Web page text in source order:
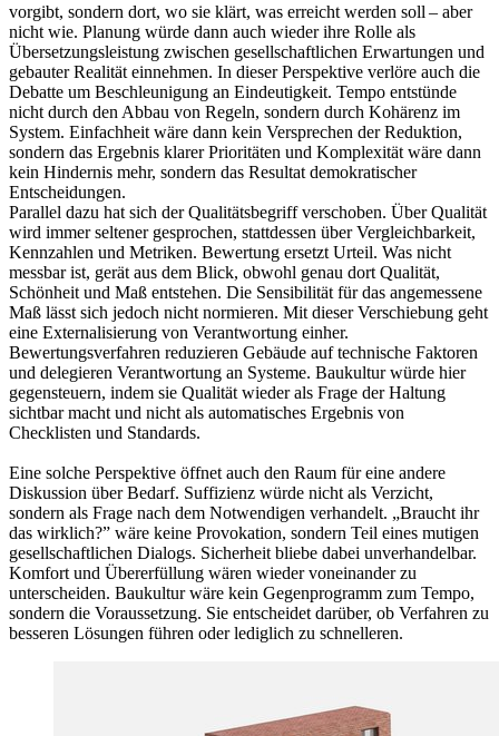
vorgibt, sondern dort, wo sie klärt, was erreicht werden soll – aber
nicht wie. Planung würde dann auch wieder ihre Rolle als
Übersetzungsleistung zwischen gesellschaftlichen Erwartungen und
gebauter Realität einnehmen. In dieser Perspektive verlöre auch die
Debatte um Beschleunigung an Eindeutigkeit. Tempo entstünde
nicht durch den Abbau von Regeln, sondern durch Kohärenz im
System. Einfachheit wäre dann kein Versprechen der Reduktion,
sondern das Ergebnis klarer Prioritäten und Komplexität wäre dann
kein Hindernis mehr, sondern das Resultat demokratischer
Entscheidungen.
Parallel dazu hat sich der Qualitätsbegriff verschoben. Über Qualität
wird immer seltener gesprochen, stattdessen über Vergleichbarkeit,
Kennzahlen und Metriken. Bewertung ersetzt Urteil. Was nicht
messbar ist, gerät aus dem Blick, obwohl genau dort Qualität,
Schönheit und Maß entstehen. Die Sensibilität für das angemessene
Maß lässt sich jedoch nicht normieren. Mit dieser Verschiebung geht
eine Externalisierung von Verantwortung einher.
Bewertungsverfahren reduzieren Gebäude auf technische Faktoren
und delegieren Verantwortung an Systeme. Baukultur würde hier
gegensteuern, indem sie Qualität wieder als Frage der Haltung
sichtbar macht und nicht als automatisches Ergebnis von
Checklisten und Standards.
Eine solche Perspektive öffnet auch den Raum für eine andere
Diskussion über Bedarf. Suffizienz würde nicht als Verzicht,
sondern als Frage nach dem Notwendigen verhandelt. „Braucht ihr
das wirklich?” wäre keine Provokation, sondern Teil eines mutigen
gesellschaftlichen Dialogs. Sicherheit bliebe dabei unverhandelbar.
Komfort und Übererfüllung wären wieder voneinander zu
unterscheiden. Baukultur wäre kein Gegenprogramm zum Tempo,
sondern die Voraussetzung. Sie entscheidet darüber, ob Verfahren zu
besseren Lösungen führen oder lediglich zu schnelleren.